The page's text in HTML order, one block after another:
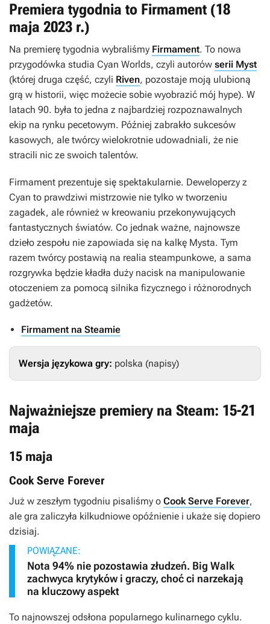
Premiera tygodnia to Firmament (18
maja 2023 r.)
Na premierę tygodnia wybraliśmy Firmament. To nowa
przygodówka studia Cyan Worlds, czyli autorów serii Myst
(której druga część, czyli Riven, pozostaje moją ulubioną
grą w historii, więc możecie sobie wyobrazić mój hype). W
latach 90. była to jedna z najbardziej rozpoznawalnych
ekip na rynku pecetowym. Później zabrakło sukcesów
kasowych, ale twórcy wielokrotnie udowadniali, że nie
stracili nic ze swoich talentów.
Firmament prezentuje się spektakularnie. Deweloperzy z
Cyan to prawdziwi mistrzowie nie tylko w tworzeniu
zagadek, ale również w kreowaniu przekonywujących
fantastycznych światów. Co jednak ważne, najnowsze
dzieło zespołu nie zapowiada się na kalkę Mysta. Tym
razem twórcy postawią na realia steampunkowe, a sama
rozgrywka będzie kładła duży nacisk na manipulowanie
otoczeniem za pomocą silnika fizycznego i różnorodnych
gadżetów.
Firmament na Steamie
Wersja językowa gry: polska (napisy)
Najważniejsze premiery na Steam: 15-21
maja
15 maja
Cook Serve Forever
Już w zeszłym tygodniu pisaliśmy o Cook Serve Forever,
ale gra zaliczyła kilkudniowe opóźnienie i ukaże się dopiero
dzisiaj.
POWIĄZANE:
Nota 94% nie pozostawia złudzeń. Big Walk
zachwyca krytyków i graczy, choć ci narzekają
na kluczowy aspekt
To najnowszej odsłona popularnego kulinarnego cyklu.